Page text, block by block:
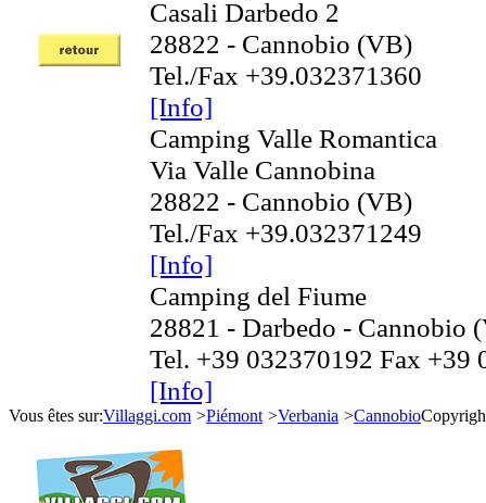
Casali Darbedo 2
28822 - Cannobio (VB)
Tel./Fax +39.032371360
[Info]
Camping Valle Romantica
Via Valle Cannobina
28822 - Cannobio (VB)
Tel./Fax +39.032371249
[Info]
Camping del Fiume
28821 - Darbedo - Cannobio
Tel. +39 032370192 Fax +39
[Info]
Vous êtes sur:Villaggi.com >Piémont >Verbania >Cannobio